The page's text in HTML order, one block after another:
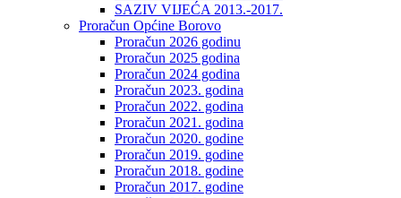
SAZIV VIJEĆA 2013.-2017.
Proračun Općine Borovo
Proračun 2026 godinu
Proračun 2025 godina
Proračun 2024 godina
Proračun 2023. godina
Proračun 2022. godina
Proračun 2021. godina
Proračun 2020. godine
Proračun 2019. godine
Proračun 2018. godine
Proračun 2017. godine